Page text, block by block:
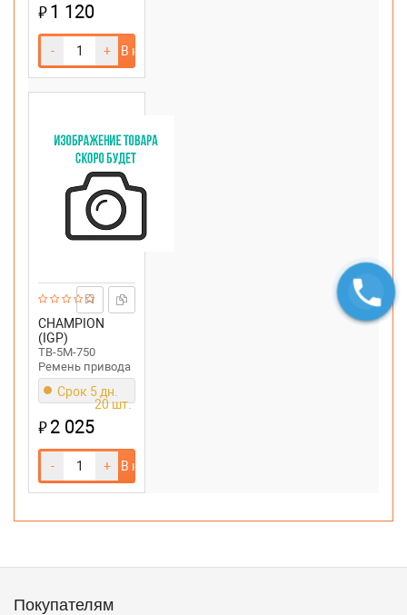
₽1 120
- + В корзину
CHAMPION
(IGP)
TB-5M-750
Ремень привода
хода
снегоуборщика
CHAMPION
ST656,ST762E
Срок 5 дн.
20 шт.
₽2 025
- + В корзину
Покупателям